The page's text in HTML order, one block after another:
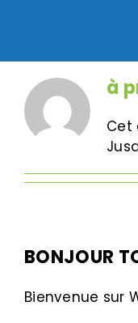
à
Cet
BONJOUR
Bienvenue sur